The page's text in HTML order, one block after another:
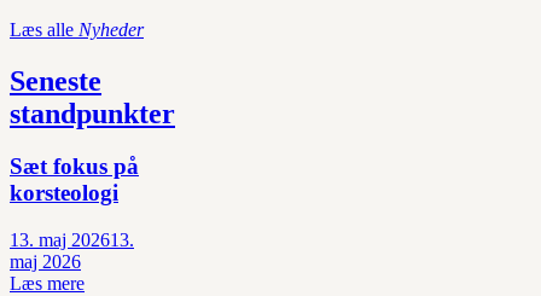
Læs alle Nyheder
Seneste
standpunkter
Sæt fokus på
korsteologi
13. maj 202613.
maj 2026
Læs mere